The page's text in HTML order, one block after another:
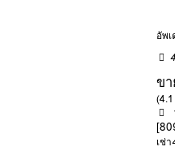
อัพ
ข
เช่า